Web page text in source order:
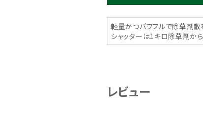
軽量かつパワフルで除草剤散
シャッターは1キロ除草剤か
レビュー